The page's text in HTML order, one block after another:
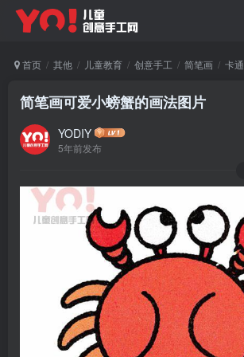
首页 其他 儿童教育 创意手工 简笔画 卡通
简笔画可爱小螃蟹的画法图片
YODIY
5年前发布